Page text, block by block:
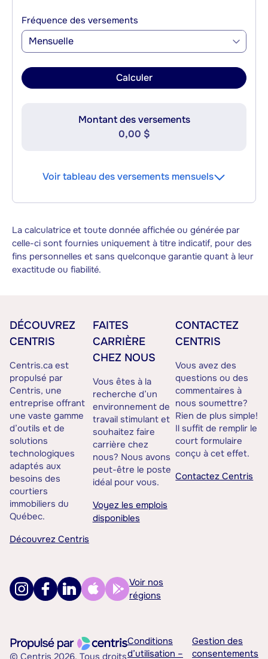
Fréquence des versements
Mensuelle
Calculer
Montant des versements
0,00 $
Voir tableau des versements mensuels
La calculatrice et toute donnée affichée ou générée par
celle-ci sont fournies uniquement à titre indicatif, pour des
fins personnelles et sans quelconque garantie quant à leur
exactitude ou fiabilité.
DÉCOUVREZ
CENTRIS
Centris.ca est
propulsé par
Centris, une
entreprise offrant
une vaste gamme
d’outils et de
solutions
technologiques
adaptés aux
besoins des
courtiers
immobiliers du
Québec.
Découvrez Centris
FAITES
CARRIÈRE
CHEZ NOUS
Vous êtes à la
recherche d’un
environnement de
travail stimulant et
souhaitez faire
carrière chez
nous? Nous avons
peut-être le poste
idéal pour vous.
Voyez les emplois
disponibles
CONTACTEZ
CENTRIS
Vous avez des
questions ou des
commentaires à
nous soumettre?
Rien de plus simple!
Il suffit de remplir le
court formulaire
conçu à cet effet.
Contactez Centris
Voir nos
régions
Conditions
d’utilisation –
Gestion des
consentements